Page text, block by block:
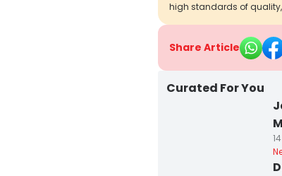
high standards of
Share Article
Curated For You